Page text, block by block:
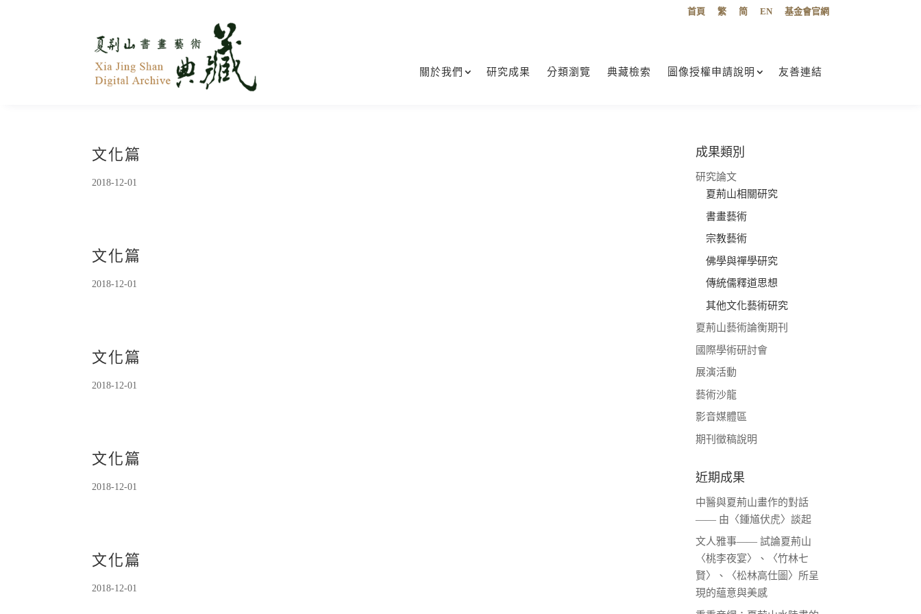
首頁 繁 简 EN 基金會官網
關於我們 研究成果 分類瀏覽 典藏檢索 圖像授權申請說明 友善連結
文化篇
2018-12-01
文化篇
2018-12-01
文化篇
2018-12-01
文化篇
2018-12-01
文化篇
2018-12-01
成果類別
研究論文
夏荊山相關研究
書畫藝術
宗教藝術
佛學與禪學研究
傳統儒釋道思想
其他文化藝術研究
夏荊山藝術論衡期刊
國際學術研討會
展演活動
藝術沙龍
影音媒體區
期刊徵稿說明
近期成果
中醫與夏荊山畫作的對話
—— 由〈鍾馗伏虎〉談起
文人雅事—— 試論夏荊山
〈桃李夜宴〉、〈竹林七
賢〉、〈松林高仕圖〉所呈
現的蘊意與美感